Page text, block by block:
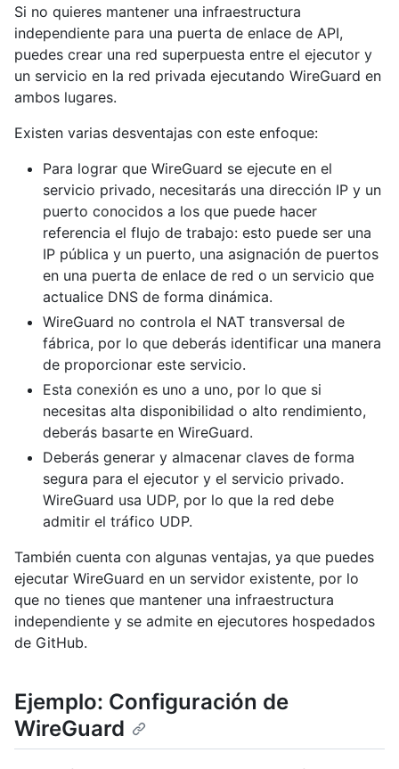
Si no quieres mantener una infraestructura
independiente para una puerta de enlace de API,
puedes crear una red superpuesta entre el ejecutor y
un servicio en la red privada ejecutando WireGuard en
ambos lugares.
Existen varias desventajas con este enfoque:
Para lograr que WireGuard se ejecute en el
servicio privado, necesitarás una dirección IP y un
puerto conocidos a los que puede hacer
referencia el flujo de trabajo: esto puede ser una
IP pública y un puerto, una asignación de puertos
en una puerta de enlace de red o un servicio que
actualice DNS de forma dinámica.
WireGuard no controla el NAT transversal de
fábrica, por lo que deberás identificar una manera
de proporcionar este servicio.
Esta conexión es uno a uno, por lo que si
necesitas alta disponibilidad o alto rendimiento,
deberás basarte en WireGuard.
Deberás generar y almacenar claves de forma
segura para el ejecutor y el servicio privado.
WireGuard usa UDP, por lo que la red debe
admitir el tráfico UDP.
También cuenta con algunas ventajas, ya que puedes
ejecutar WireGuard en un servidor existente, por lo
que no tienes que mantener una infraestructura
independiente y se admite en ejecutores hospedados
de GitHub.
Ejemplo: Configuración de
WireGuard